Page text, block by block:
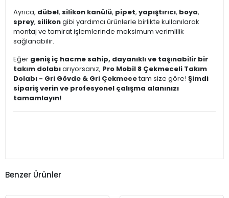
Ayrıca, dübel, silikon kanülü, pipet, yapıştırıcı, boya,
sprey, silikongibi yardımcı ürünlerle birlikte kullanılarak
montaj ve tamirat işlemlerinde maksimum verimlilik
sağlanabilir.
Eğer geniş iç hacme sahip, dayanıklı ve taşınabilir bir
takım dolabıarıyorsanız, Pro Mobil 8 Çekmeceli Takım
Dolabı - Gri Gövde & Gri Çekmecetam size göre! Şimdi
sipariş verin ve profesyonel çalışma alanınızı
tamamlayın!
Benzer Ürünler